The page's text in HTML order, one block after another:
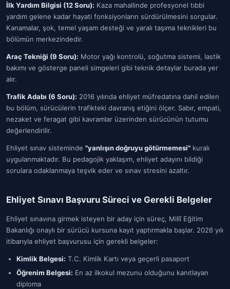
İlk Yardım Bilgisi (12 Soru): Kaza mahallinde profesyonel tıbbi
yardım gelene kadar hayati fonksiyonların sürdürülmesini sorgular.
Kanamalar, şok, temel yaşam desteği ve yaralı taşıma teknikleri bu
bölümün merkezindedir.
Araç Tekniği (9 Soru): Motor yağı kontrolü, soğutma sistemi, lastik
bakımı ve gösterge paneli simgeleri gibi teknik detaylar burada yer
alır.
Trafik Adabı (6 Soru): 2016 yılında ehliyet müfredatına dahil edilen
bu bölüm, sürücülerin trafikteki davranış etiğini ölçer. Sabır, empati,
nezaket ve feragat gibi kavramlar üzerinden sürücünün tutumu
değerlendirilir.
Ehliyet sınav sisteminde "yanlışın doğruyu götürmemesi" kuralı
uygulanmaktadır. Bu pedagojik yaklaşım, ehliyet adayını bildiği
sorulara odaklanmaya teşvik eder ve sınav stresini azaltır.
Ehliyet Sınavı Başvuru Süreci ve Gerekli Belgeler
Ehliyet sınavına girmek isteyen bir aday için süreç, Millî Eğitim
Bakanlığı onaylı bir sürücü kursuna kayıt yaptırmakla başlar. 2026 yılı
itibarıyla ehliyet başvurusu için gerekli belgeler:
Kimlik Belgesi: T.C. Kimlik Kartı veya geçerli pasaport
Öğrenim Belgesi: En az ilkokul mezunu olduğunu kanıtlayan
diploma